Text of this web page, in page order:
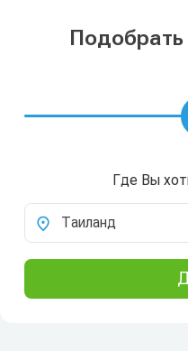
Подобрать
Где Вы
Таиланд